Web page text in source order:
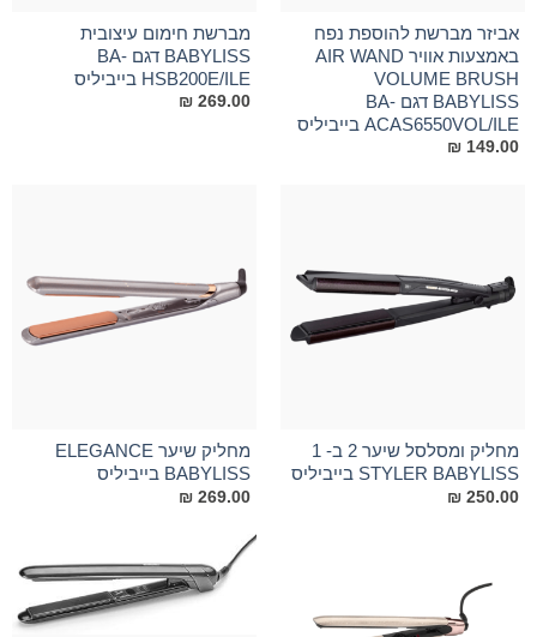
אביזר מברשת להוספת נפח
באמצעות אוויר AIR WAND
VOLUME BRUSH
BABYLISS דגם BA-
ACAS6550VOL/ILE בייביליס
₪ 149.00
מברשת חימום עיצובית
BABYLISS דגם BA-
HSB200E/ILE בייביליס
₪ 269.00
מחליק ומסלסל שיער 2 ב- 1
STYLER BABYLISS בייביליס
₪ 250.00
מחליק שיער ELEGANCE
BABYLISS בייביליס
₪ 269.00